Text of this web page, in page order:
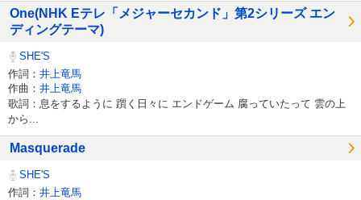
One(NHK Eテレ「メジャーセカンド」第2シリーズ エン
ディングテーマ)
SHE'S
作詞： 井上竜馬
作曲： 井上竜馬
歌詞：息をするように 躓く日々に エンドゲーム 腐っていたって 雲の上
から...
Masquerade
SHE'S
作詞： 井上竜馬